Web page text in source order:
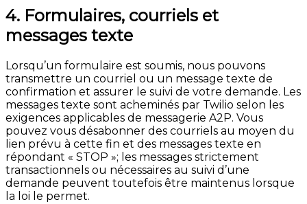
4. Formulaires, courriels et
messages texte
Lorsqu’un formulaire est soumis, nous pouvons
transmettre un courriel ou un message texte de
confirmation et assurer le suivi de votre demande. Les
messages texte sont acheminés par Twilio selon les
exigences applicables de messagerie A2P. Vous
pouvez vous désabonner des courriels au moyen du
lien prévu à cette fin et des messages texte en
répondant « STOP »; les messages strictement
transactionnels ou nécessaires au suivi d’une
demande peuvent toutefois être maintenus lorsque
la loi le permet.